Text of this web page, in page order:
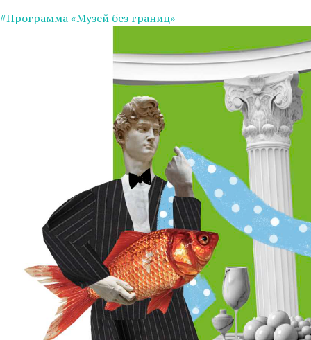
#Программа «Музей без границ»